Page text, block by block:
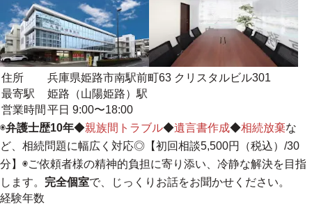
住所
兵庫県姫路市南駅前町63 クリスタルビル301
最寄駅
姫路（山陽姫路）駅
営業時間 平日 9:00〜18:00
◉弁護士歴10年◆親族間トラブル◆遺言書作成◆相続放棄な
ど、相続問題に幅広く対応◎【初回相談5,500円（税込）/30
分】◉ご依頼者様の精神的負担に寄り添い、冷静な解決を目指
します。 完全個室で、じっくりお話をお聞かせください。
経験年数